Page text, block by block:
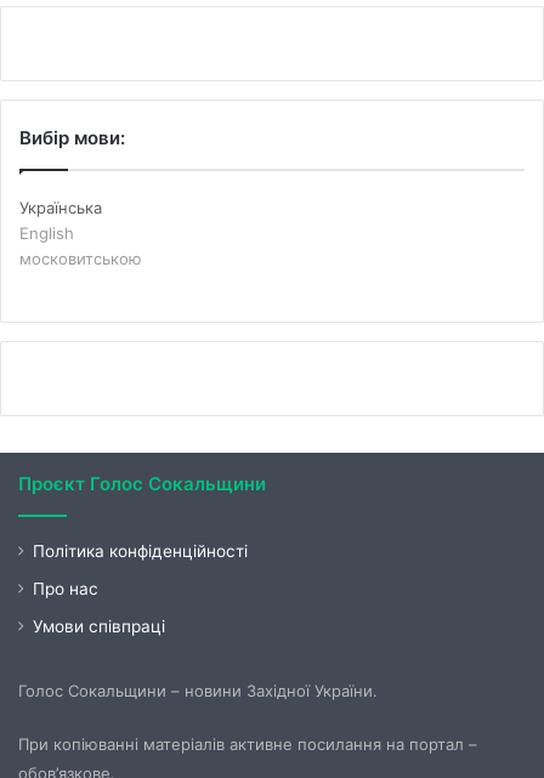
Вибір мови:
Українська
English
московитською
Проєкт Голос Сокальщини
Політика конфіденційності
Про нас
Умови співпраці
Голос Сокальщини – новини Західної України.
При копіюванні матеріалів активне посилання на портал –
обов’язкове.